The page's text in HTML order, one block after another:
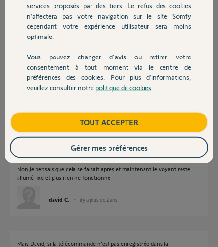
Autres produits
Devis avec un pro
Contact
Participer au fil de discussion
Réponses
Bonjour
il y a plus de 2 ans
Non je pensais que cela se faisait après et maintenant le voyant reste
allumé fixe et plus rien ne fonctionne
david C. il y a plus de 2 ans
Mais David, si la télécommande n'est pas enregistrée dans la
services proposés par des tiers. Le refus des cookies
n’affectera pas votre navigation sur le site Somfy
cependant votre expérience utilisateur sera moins
optimale.
Vous pouvez changer d'avis ou retirer votre
consentement à tout moment via le centre de
préférences des cookies. Pour plus d’informations,
veuillez consulter notre politique de cookies
TOUT ACCEPTER
Gérer mes préférences